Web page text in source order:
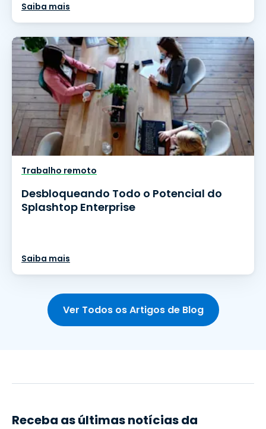
Saiba mais
Trabalho remoto
Desbloqueando Todo o Potencial do
Splashtop Enterprise
Saiba mais
Ver Todos os Artigos de Blog
Receba as últimas notícias da